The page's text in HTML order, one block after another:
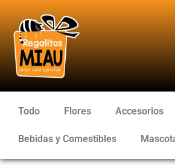
Todo Flores Accesorios
Bebidas y Comestibles